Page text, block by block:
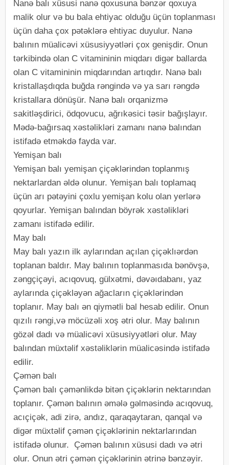
Nanə balı xüsusi nanə qoxusuna bənzər qoxuya
malik olur və bu bala ehtiyac olduğu üçün toplanması
üçün daha çox pətəklərə ehtiyac duyulur. Nanə
balının müalicəvi xüsusiyyətləri çox genişdir. Onun
tərkibində olan C vitamininin miqdarı digər ballarda
olan C vitamininin miqdarından artıqdır. Nanə balı
kristallaşdıqda buğda rəngində və ya sarı rəngdə
kristallara dönüşür. Nanə balı orqanizmə
sakitləşdirici, ödqovucu, ağrıkəsici təsir bağışlayır.
Mədə-bağırsaq xəstəlikləri zamanı nanə balından
istifadə etməkdə fayda var.
Yemişan balı
Yemişan balı yemişan çiçəklərindən toplanmış
nektarlardan əldə olunur. Yemişan balı toplamaq
üçün arı pətəyini çoxlu yemişan kolu olan yerlərə
qoyurlar. Yemişan balından böyrək xəstəlikləri
zamanı istifadə edilir.
May balı
May balı yazın ilk aylarından açılan çiçəklıərdən
toplanan baldır. May balının toplanmasıda bənövşə,
zəngçiçəyi, acıqovuq, gülxətmi, dəvəıdabanı, yaz
aylarında çiçəkləyən ağacların çiçəklərindən
toplanır. May balı ən qiymətli bal hesab edilir. Onun
qızılı rəngi,və möcüzəli xoş ətri olur. May balının
gözəl dadı və müalicəvi xüsusiyyətləri olur. May
balından müxtəlif xəstəliklərin müalicəsində istifadə
edilir.
Çəmən balı
Çəmən balı çəmənlikdə bitən çiçəklərin nektarından
toplanır. Çəmən balının əmələ gəlməsində acıqovuq,
acıçiçək, adi zirə, andız, qaraqaytaran, qanqal və
digər müxtəlif çəmən çiçəklərinin nektarlarından
istifadə olunur. Çəmən balının xüsusi dadı və ətri
olur. Onun ətri çəmən çiçəklərinin ətrinə bənzəyir.